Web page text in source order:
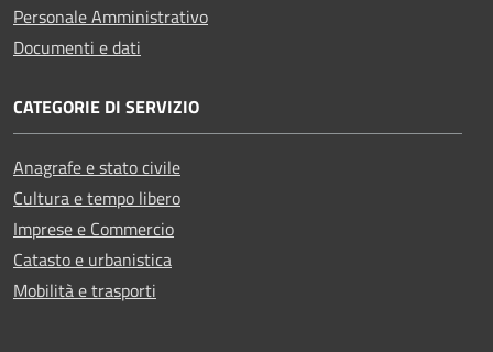
Personale Amministrativo
Documenti e dati
CATEGORIE DI SERVIZIO
Anagrafe e stato civile
Cultura e tempo libero
Imprese e Commercio
Catasto e urbanistica
Mobilità e trasporti